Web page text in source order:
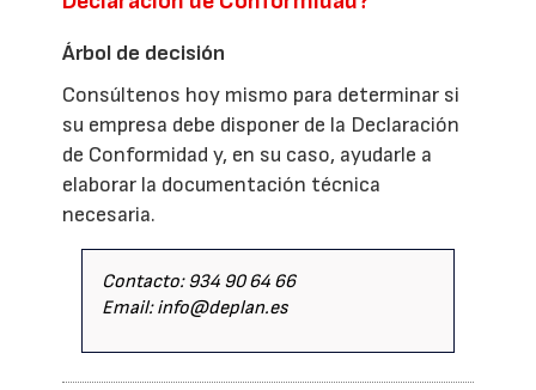
Árbol de decisión
Consúltenos hoy mismo para determinar si
su empresa debe disponer de la Declaración
de Conformidad y, en su caso, ayudarle a
elaborar la documentación técnica
necesaria.
Contacto: 934 90 64 66
Email: info@deplan.es